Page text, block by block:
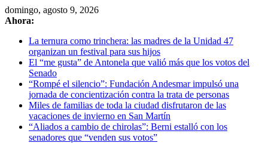
Skip
to
domingo, agosto 9, 2026
Ahora:
La ternura como trinchera: las madres de la Unidad 47
organizan un festival para sus hijos
El “me gusta” de Antonela que valió más que los votos del
Senado
“Rompé el silencio”: Fundación Andesmar impulsó una
jornada de concientización contra la trata de personas
Miles de familias de toda la ciudad disfrutaron de las
vacaciones de invierno en San Martín
“Aliados a cambio de chirolas”: Berni estalló con los
senadores que “venden sus votos”